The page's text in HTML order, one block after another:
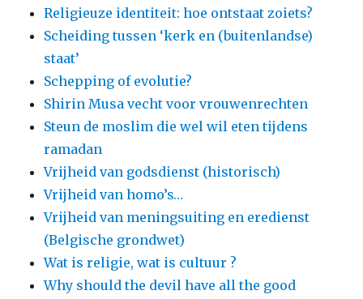
Religieuze identiteit: hoe ontstaat zoiets?
Scheiding tussen ‘kerk en (buitenlandse)
staat’
Schepping of evolutie?
Shirin Musa vecht voor vrouwenrechten
Steun de moslim die wel wil eten tijdens
ramadan
Vrijheid van godsdienst (historisch)
Vrijheid van homo’s…
Vrijheid van meningsuiting en eredienst
(Belgische grondwet)
Wat is religie, wat is cultuur ?
Why should the devil have all the good